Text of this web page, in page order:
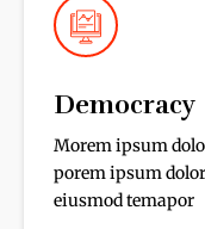
Democracy
Morem ipsum
porem ipsum
eiusmod temapor